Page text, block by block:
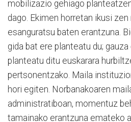
mobilizazio gehiago
dago. Ekimen horretan ikusi
esanguratsu baten erantzuna.
gida bat ere planteatu du;
planteatu ditu euskarara
pertsonentzako. Maila
hori egiten. Norbanakoaren
administratiboan, momentuz
tamainako erantzuna emateko